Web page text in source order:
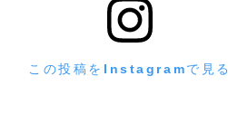
この投稿をInstagramで見る